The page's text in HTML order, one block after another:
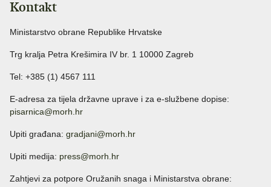
Kontakt
Ministarstvo obrane Republike Hrvatske
Trg kralja Petra Krešimira IV br. 1 10000 Zagreb
Tel: +385 (1) 4567 111
E-adresa za tijela državne uprave i za e-službene dopise:
pisarnica@morh.hr
Upiti građana: gradjani@morh.hr
Upiti medija: press@morh.hr
Zahtjevi za potpore Oružanih snaga i Ministarstva obrane: